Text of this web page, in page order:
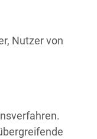
Nutzer von